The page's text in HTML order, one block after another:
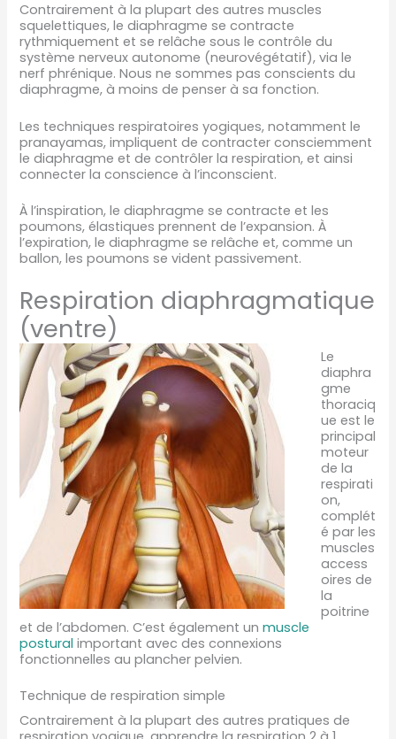
Contrairement à la plupart des autres muscles
squelettiques, le diaphragme se contracte
rythmiquement et se relâche sous le contrôle du
système nerveux autonome (neurovégétatif), via le
nerf phrénique. Nous ne sommes pas conscients du
diaphragme, à moins de penser à sa fonction.
Les techniques respiratoires yogiques, notamment le
pranayamas, impliquent de contracter consciemment
le diaphragme et de contrôler la respiration, et ainsi
connecter la conscience à l’inconscient.
À l’inspiration, le diaphragme se contracte et les
poumons, élastiques prennent de l’expansion. À
l’expiration, le diaphragme se relâche et, comme un
ballon, les poumons se vident passivement.
Respiration diaphragmatique
(ventre)
Le
diaphra
gme
thoraciq
ue est le
principal
moteur
de la
respirati
on,
complét
é par les
muscles
access
oires de
la
poitrine
et de l’abdomen. C’est également unmuscle
postural important avec des connexions
fonctionnelles au plancher pelvien.
Technique de respiration simple
Contrairement à la plupart des autres pratiques de